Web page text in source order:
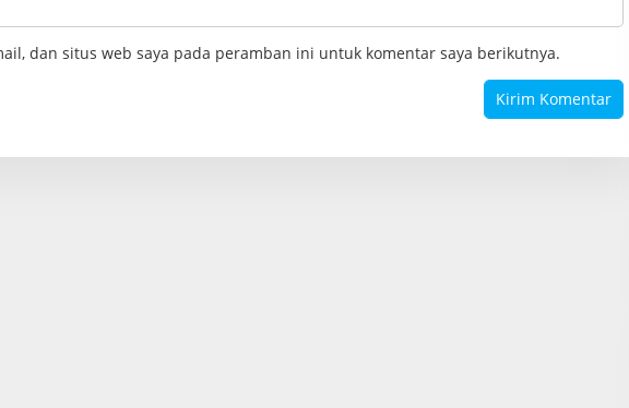
dan situs web saya pada peramban ini untuk komentar saya berikutnya.